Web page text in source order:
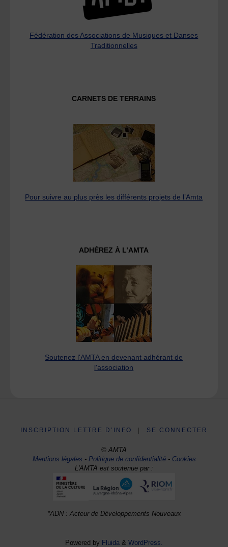
Fédération des Associations de Musiques et Danses
Traditionnelles
CARNETS DE TERRAINS
Pour suivre au plus près les différents projets de l’Amta
ADHÉREZ À L’AMTA
Soutenez l'AMTA en devenant adhérant de
l'association
INSCRIPTION LETTRE D’INFO SE CONNECTER
© AMTA
Mentions légales -Politique de confidentialité- Cookies
L'AMTA est soutenue par :
*ADN : Acteur de Développements Nouveaux
Powered by Fluida & WordPress.